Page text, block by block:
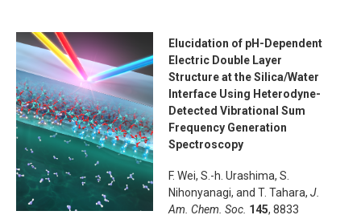
Elucidation of pH-Dependent
Electric Double Layer
Structure at the Silica/Water
Interface Using Heterodyne-
Detected Vibrational Sum
Frequency Generation
Spectroscopy
F. Wei, S.-h. Urashima, S.
Nihonyanagi, and T. Tahara, J.
Am. Chem. Soc. 145, 8833